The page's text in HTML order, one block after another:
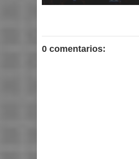
0 comentarios: